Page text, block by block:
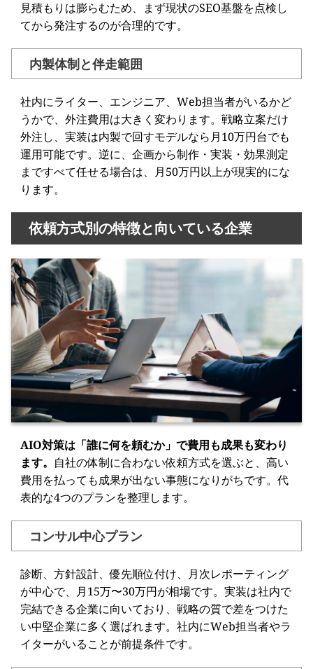
見積もりは膨らむため、まず現状のSEO基盤を点検し
てから発注するのが合理的です。
内製体制と伴走範囲
社内にライター、エンジニア、Web担当者がいるかど
うかで、外注費用は大きく変わります。戦略立案だけ
外注し、実装は内製で回すモデルなら月10万円台でも
運用可能です。逆に、企画から制作・実装・効果測定
まですべて任せる場合は、月50万円以上が現実的にな
ります。
依頼方式別の特徴と向いている企業
AIO対策は「誰に何を頼むか」で費用も成果も変わり
ます。 自社の体制に合わない依頼方式を選ぶと、高い
費用を払っても成果が出ない事態になりがちです。代
表的な4つのプランを整理します。
コンサル中心プラン
診断、方針設計、優先順位付け、月次レポーティング
が中心で、月15万〜30万円が相場です。実装は社内で
完結できる企業に向いており、戦略の質で差をつけた
い中堅企業に多く選ばれます。社内にWeb担当者やラ
イターがいることが前提条件です。